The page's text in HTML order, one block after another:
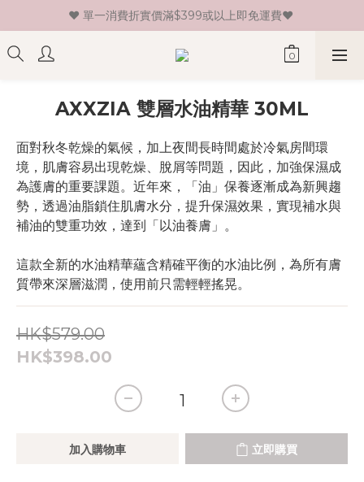
♥ 新會員登記即送HK$30 現金卷♥
♥ 單一消費折實價滿$399或以上即免運費♥
♥ 新會員登記即送HK$30 現金卷♥
AXXZIA 雙層水油精華 30ML
面對秋冬乾燥的氣候，加上夜間長時間處於冷氣房間環
境，肌膚容易出現乾燥、脫屑等問題，因此，加強保濕成
為護膚的重要課題。近年來，「油」保養逐漸成為新興趨
勢，透過油脂鎖住肌膚水分，提升保濕效果，實現補水與
補油的雙重功效，達到「以油養膚」。
這款全新的水油精華蘊含精確平衡的水油比例，為所有膚
質帶來深層滋潤，使用前只需輕輕搖晃。
HK$579.00
HK$398.00
加入購物車 立即購買